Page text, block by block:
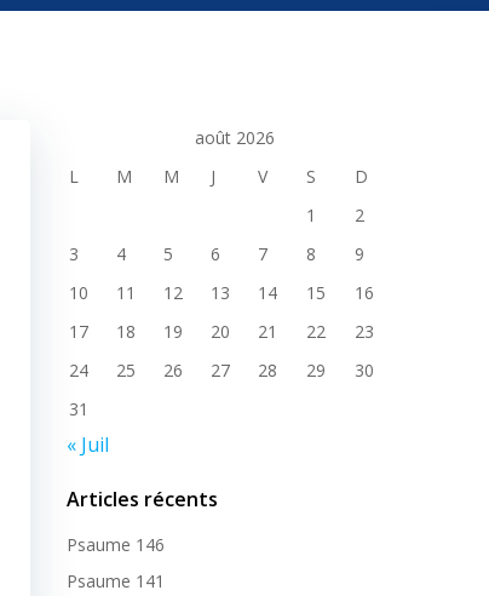
août 2026
L
M M J V S
D
1
2
3
4 5 6 7 8
9
10
11 12 13 14 15
16
17
18 19 20 21 22
23
24
25 26 27 28 29
30
31
« Juil
Articles récents
Psaume 146
Psaume 141